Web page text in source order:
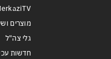
מוצרים
גלי צה"ל
חדשות